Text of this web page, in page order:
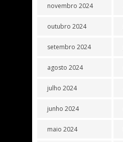
novembro 2024
outubro 2024
setembro 2024
agosto 2024
julho 2024
junho 2024
maio 2024